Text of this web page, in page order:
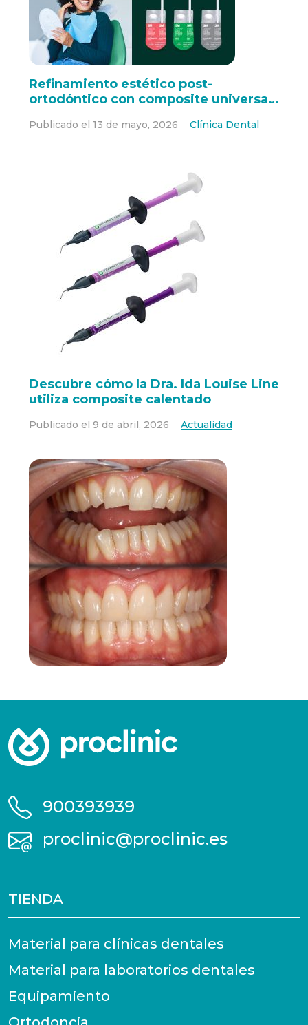
Refinamiento estético post-
ortodóntico con composite universal
3M™ Filtek™ Easy Match
Publicado el 13 de mayo, 2026 Clínica Dental
Descubre cómo la Dra. Ida Louise Line
utiliza composite calentado
Publicado el 9 de abril, 2026 Actualidad
900393939
proclinic@proclinic.es
TIENDA
Material para clínicas dentales
Material para laboratorios dentales
Equipamiento